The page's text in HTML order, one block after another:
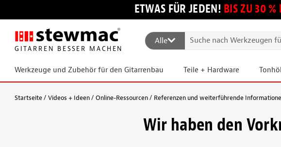
ETWAS FÜR JEDEN! BIS ZU 30 %
GITARREN BESSER MACHEN
Alle
Werkzeuge und Zubehör für den Gitarrenbau Teile + Hardware
Startseite Videos + Ideen Online-Ressourcen Referenzen und weiterführende
Wir haben den